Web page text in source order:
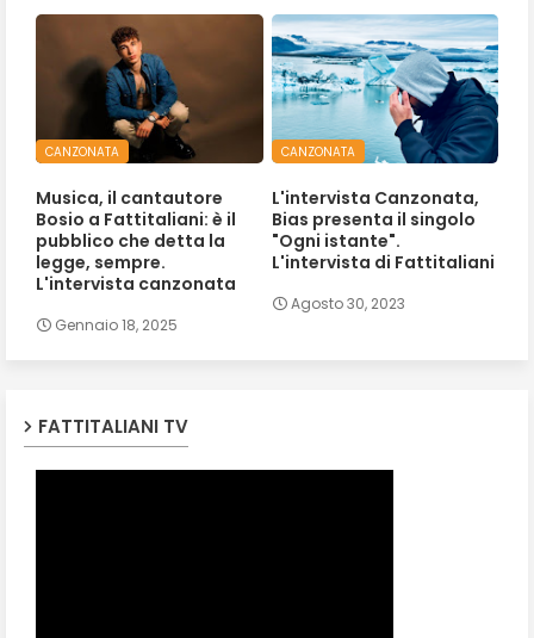
CANZONATA
Musica, il cantautore
Bosio a Fattitaliani: è il
pubblico che detta la
legge, sempre.
L'intervista canzonata
Gennaio 18, 2025
CANZONATA
L'intervista Canzonata,
Bias presenta il singolo
"Ogni istante".
L'intervista di Fattitaliani
Agosto 30, 2023
FATTITALIANI TV